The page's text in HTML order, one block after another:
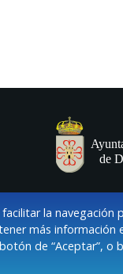
la
más información
de “Aceptar”, o